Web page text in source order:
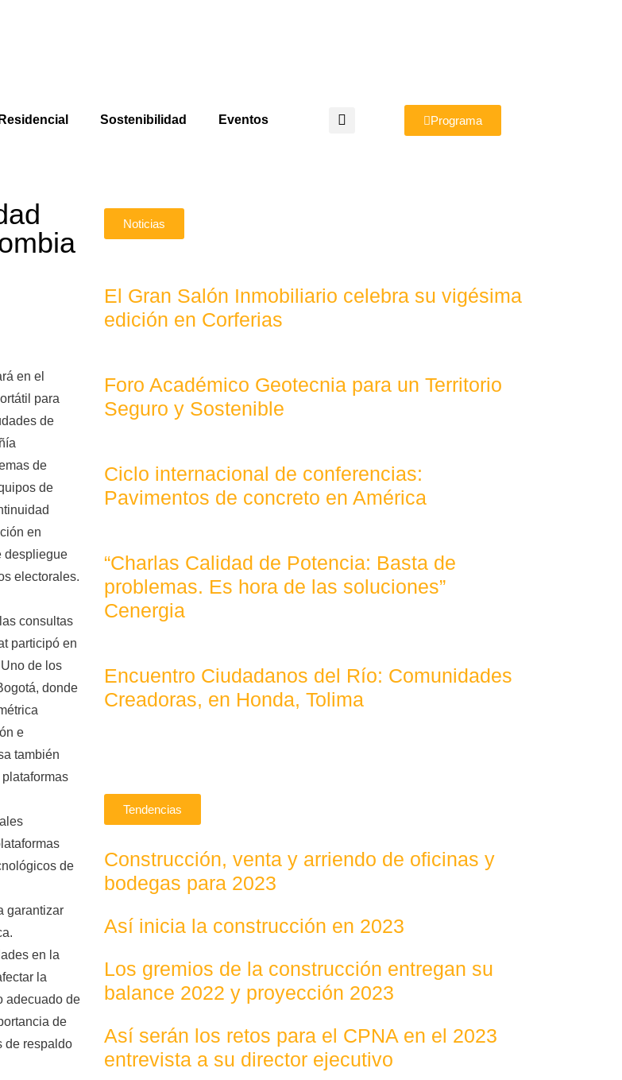
Sostenibilidad Eventos Programa
en el
para
de
de
de
en
despliegue
electorales.
consultas
participó en
de los
donde
e
también
de
garantizar
en la
la
adecuado de
de
de respaldo
Noticias
El Gran Salón Inmobiliario celebra su vigésima
edición en Corferias
Foro Académico Geotecnia para un Territorio
Seguro y Sostenible
Ciclo internacional de conferencias:
Pavimentos de concreto en América
“Charlas Calidad de Potencia: Basta de
problemas. Es hora de las soluciones”
Cenergia
Encuentro Ciudadanos del Río: Comunidades
Creadoras, en Honda, Tolima
Tendencias
Construcción, venta y arriendo de oficinas y
bodegas para 2023
Así inicia la construcción en 2023
Los gremios de la construcción entregan su
balance 2022 y proyección 2023
Así serán los retos para el CPNA en el 2023
entrevista a su director ejecutivo